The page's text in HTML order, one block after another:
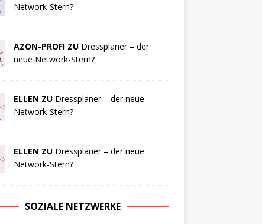
Network-Stern?
AZON-PROFI ZU Dressplaner – der
neue Network-Stern?
ELLEN ZU Dressplaner – der neue
Network-Stern?
ELLEN ZU Dressplaner – der neue
Network-Stern?
SOZIALE NETZWERKE